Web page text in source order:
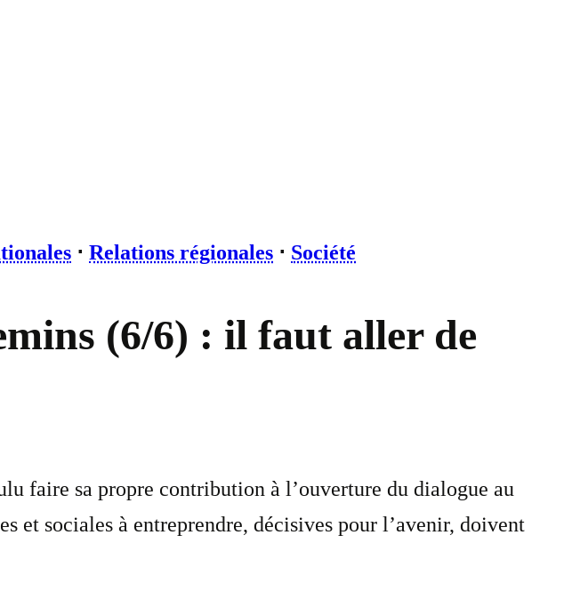
⋅ Relations régionales ⋅ Société
(6/6) : il faut aller de
faire sa propre contribution à l’ouverture du dialogue au
et sociales à entreprendre, décisives pour l’avenir, doivent